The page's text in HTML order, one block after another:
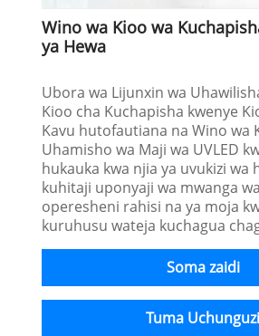
Wino wa Kioo wa
ya Hewa
Ubora wa Lijunxin wa
Kioo cha Kuchapisha kwenye
Kavu hutofautiana na Wino wa
Uhamisho wa Maji wa UVLED
hukauka kwa njia ya uvukizi wa
kuhitaji uponyaji wa mwanga
operesheni rahisi na ya moja
kuruhusu wateja kuchagua
Soma zaidi
Tuma Uchunguzi